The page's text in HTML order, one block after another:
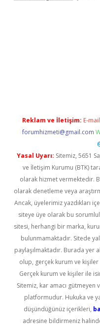
Reklam ve İletişim: E-
forumhizmeti@gmail.com
Yasal Uyarı: Sitemiz, 5651
ve İletişim Kurumu (BTK)
olarak hizmet vermektedir.
olarak denetleme veya
Ancak, üyelerimiz yazdıkları
siteye üye olarak bu
sitesi, herhangi bir marka,
bulunmamaktadır. Sitede
paylaşılmaktadır. Burada yer
olup, gerçek kurum ve kişiler
Gerçek kurum ve kişiler ile
Sitemiz, kar amacı
platformudur. Hukuka ve
düşündüğünüz içerikleri,
adresine bildirmeniz